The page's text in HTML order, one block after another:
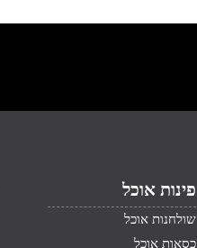
פינות אוכל
שולחנות אוכל
כסאות אוכל